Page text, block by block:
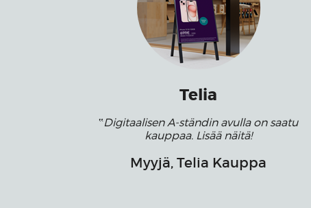
Telia
Digitaalisen A-ständin avulla on saatu
kauppaa. Lisää näitä!
Myyjä, Telia Kauppa